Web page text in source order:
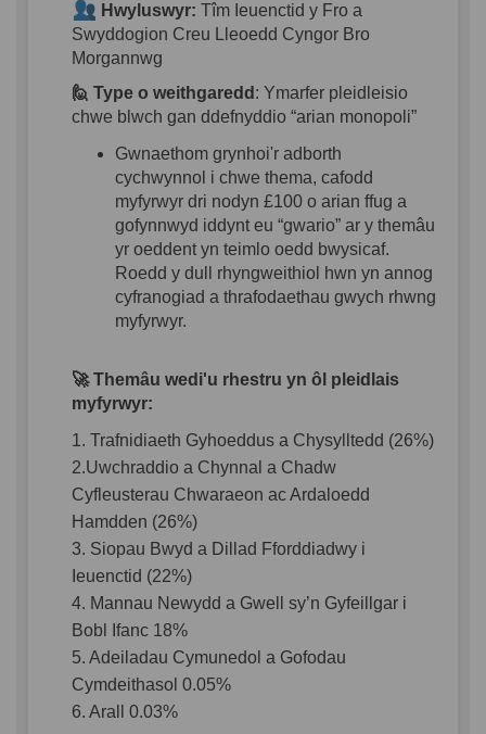
Hwyluswyr: Tîm Ieuenctid y Fro a
Swyddogion Creu Lleoedd Cyngor Bro
Morgannwg
🙋 Type o weithgaredd : Ymarfer pleidleisio
chwe blwch gan ddefnyddio “arian monopoli”
Gwnaethom grynhoi'r adborth
cychwynnol i chwe thema, cafodd
myfyrwyr dri nodyn £100 o arian ffug a
gofynnwyd iddynt eu “gwario” ar y themâu
yr oeddent yn teimlo oedd bwysicaf.
Roedd y dull rhyngweithiol hwn yn annog
cyfranogiad a thrafodaethau gwych rhwng
myfyrwyr.
🚀Themâu wedi'u rhestru yn ôl pleidlais
myfyrwyr:
1. Trafnidiaeth Gyhoeddus a Chysylltedd (26%)
2.Uwchraddio a Chynnal a Chadw
Cyfleusterau Chwaraeon acArdaloedd
Hamdden (26%)
3. Siopau Bwyd a Dillad Fforddiadwy i
Ieuenctid (22%)
4. Mannau Newydd a Gwell sy’n Gyfeillgar i
Bobl
Ifanc 18%
5. Adeiladau Cymunedol a Gofodau
Cymdeithasol 0.05%
6. Arall
0.03%